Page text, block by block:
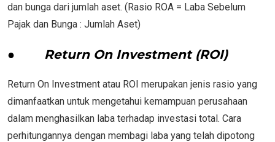
dan bunga dari jumlah aset. (Rasio ROA = Laba Sebelum
Pajak dan Bunga : Jumlah Aset)
● Return On Investment (ROI)
Return On Investment atau ROI merupakan jenis rasio yang
dimanfaatkan untuk mengetahui kemampuan perusahaan
dalam menghasilkan laba terhadap investasi total. Cara
perhitungannya dengan membagi laba yang telah dipotong